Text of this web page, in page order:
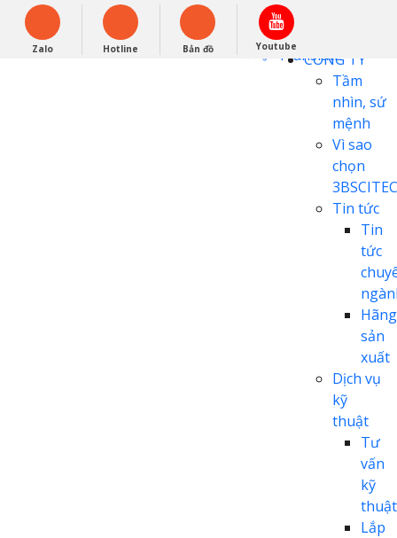
Powered by
Translate
English
0948279988
CÔNG TY
Tầm
nhìn, sứ
mệnh
Vì sao
chọn
Tin tức
Tin
tức
Hãng
sản
xuất
Dịch vụ
kỹ
thuật
Tư
vấn
kỹ
thuật
Lắp
Zalo Hotline Bản đồ Youtube